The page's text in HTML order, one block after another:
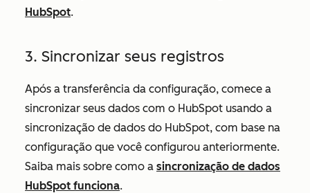
HubSpot.
3. Sincronizar seus registros
Após a transferência da configuração, comece a
sincronizar seus dados com o HubSpot usando a
sincronização de dados do HubSpot, com base na
configuração que você configurou anteriormente.
Saiba mais sobre como a sincronização de dados
HubSpot funciona.